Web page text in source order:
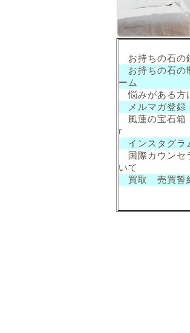
お持ちの石の
お持ちの石の
ーム
悩みがある方
メルマガ登録
風蓮の宝石
r
インスタグ
国際カウンセ
いて
買取 売買誓